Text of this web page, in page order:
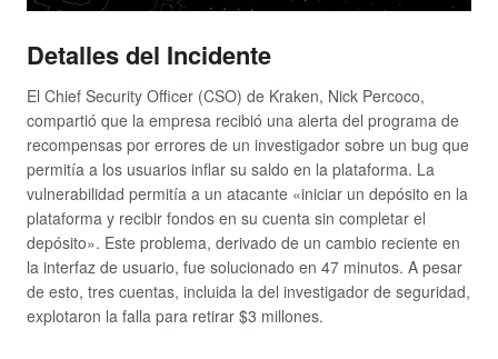
Detalles del Incidente
El Chief Security Officer (CSO) de Kraken, Nick Percoco,
compartió que la empresa recibió una alerta del programa de
recompensas por errores de un investigador sobre un bug que
permitía a los usuarios inflar su saldo en la plataforma. La
vulnerabilidad permitía a un atacante «iniciar un depósito en la
plataforma y recibir fondos en su cuenta sin completar el
depósito». Este problema, derivado de un cambio reciente en
la interfaz de usuario, fue solucionado en 47 minutos. A pesar
de esto, tres cuentas, incluida la del investigador de seguridad,
explotaron la falla para retirar $3 millones.